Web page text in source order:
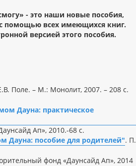
- это наши новые пособия,
помощью всех имеющихся книг.
версией этого пособия.
Поле. – М.: Монолит, 2007. – 208 с.
Дауна: практическое
Ап», 2010.-68 с.
Дауна: пособие для родителей". П.
фонд «Даунсайд Ап», 2014